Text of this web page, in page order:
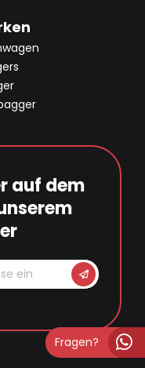
auf dem
Fragen?